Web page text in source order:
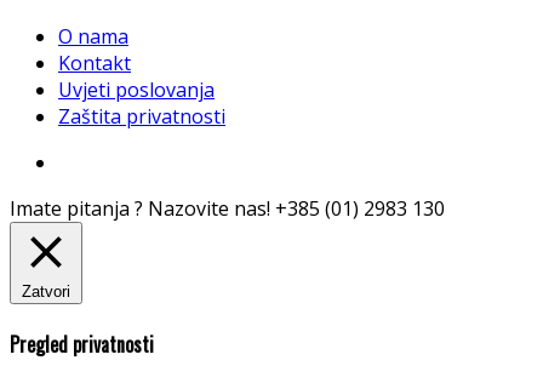
O nama
Kontakt
Uvjeti poslovanja
Zaštita privatnosti
Imate pitanja ? Nazovite nas! +385 (01) 2983 130
Zatvori
Pregled privatnosti